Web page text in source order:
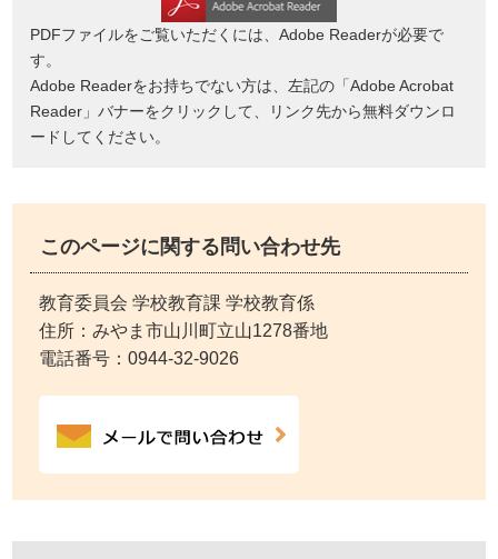
PDFファイルをご覧いただくには、Adobe Readerが必要で
す。
Adobe Readerをお持ちでない方は、左記の「Adobe Acrobat
Reader」バナーをクリックして、リンク先から無料ダウンロ
ードしてください。
このページに関する問い合わせ先
教育委員会 学校教育課 学校教育係
住所：みやま市山川町立山1278番地
電話番号：0944-32-9026